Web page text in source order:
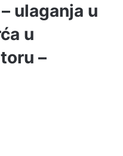
ulaganja u
u
–